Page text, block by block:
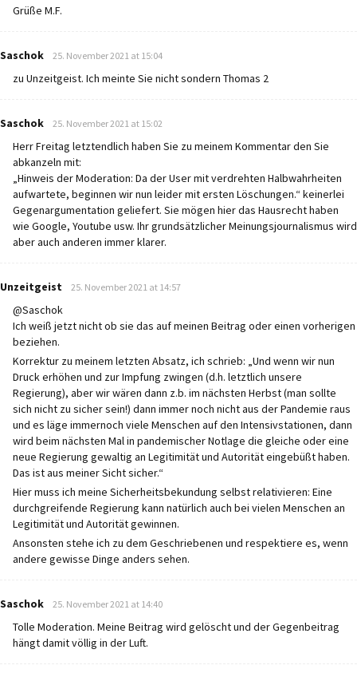
Grüße M.F.
Saschok says:
25. November 2021 at 15:04
zu Unzeitgeist. Ich meinte Sie nicht sondern Thomas 2
Saschok says:
25. November 2021 at 15:02
Herr Freitag letztendlich haben Sie zu meinem Kommentar den Sie
abkanzeln mit:
„Hinweis der Moderation: Da der User mit verdrehten Halbwahrheiten
aufwartete, beginnen wir nun leider mit ersten Löschungen.“ keinerlei
Gegenargumentation geliefert. Sie mögen hier das Hausrecht haben
wie Google, Youtube usw. Ihr grundsätzlicher Meinungsjournalismus wird
aber auch anderen immer klarer.
Unzeitgeist says:
25. November 2021 at 14:57
@Saschok
Ich weiß jetzt nicht ob sie das auf meinen Beitrag oder einen vorherigen
beziehen.
Korrektur zu meinem letzten Absatz, ich schrieb: „Und wenn wir nun
Druck erhöhen und zur Impfung zwingen (d.h. letztlich unsere
Regierung), aber wir wären dann z.b. im nächsten Herbst (man sollte
sich nicht zu sicher sein!) dann immer noch nicht aus der Pandemie raus
und es läge immernoch viele Menschen auf den Intensivstationen, dann
wird beim nächsten Mal in pandemischer Notlage die gleiche oder eine
neue Regierung gewaltig an Legitimität und Autorität eingebüßt haben.
Das ist aus meiner Sicht sicher.“
Hier muss ich meine Sicherheitsbekundung selbst relativieren: Eine
durchgreifende Regierung kann natürlich auch bei vielen Menschen an
Legitimität und Autorität gewinnen.
Ansonsten stehe ich zu dem Geschriebenen und respektiere es, wenn
andere gewisse Dinge anders sehen.
Saschok says:
25. November 2021 at 14:40
Tolle Moderation. Meine Beitrag wird gelöscht und der Gegenbeitrag
hängt damit völlig in der Luft.